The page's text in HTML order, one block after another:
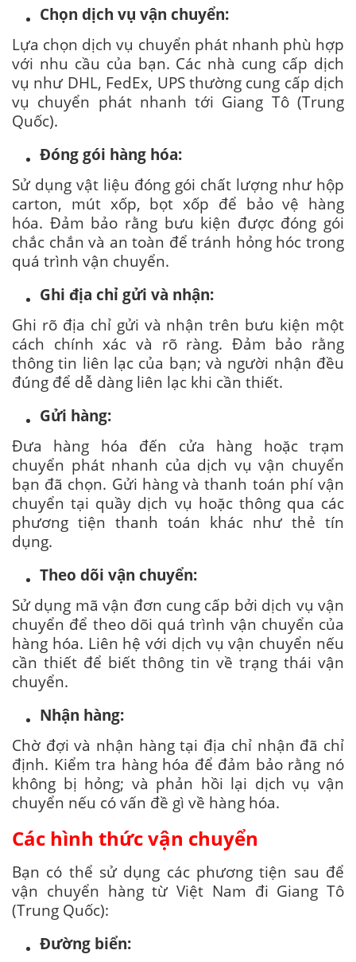
Chọn dịch vụ vận chuyển:
Lựa chọn dịch vụ chuyển phát nhanh phù hợp
với nhu cầu của bạn. Các nhà cung cấp dịch
vụ như DHL, FedEx, UPS thường cung cấp dịch
vụ chuyển phát nhanh tới Giang Tô (Trung
Quốc).
Đóng gói hàng hóa:
Sử dụng vật liệu đóng gói chất lượng như hộp
carton, mút xốp, bọt xốp để bảo vệ hàng
hóa. Đảm bảo rằng bưu kiện được đóng gói
chắc chắn và an toàn để tránh hỏng hóc trong
quá trình vận chuyển.
Ghi địa chỉ gửi và nhận:
Ghi rõ địa chỉ gửi và nhận trên bưu kiện một
cách chính xác và rõ ràng. Đảm bảo rằng
thông tin liên lạc của bạn; và người nhận đều
đúng để dễ dàng liên lạc khi cần thiết.
Gửi hàng:
Đưa hàng hóa đến cửa hàng hoặc trạm
chuyển phát nhanh của dịch vụ vận chuyển
bạn đã chọn. Gửi hàng và thanh toán phí vận
chuyển tại quầy dịch vụ hoặc thông qua các
phương tiện thanh toán khác như thẻ tín
dụng.
Theo dõi vận chuyển:
Sử dụng mã vận đơn cung cấp bởi dịch vụ vận
chuyển để theo dõi quá trình vận chuyển của
hàng hóa. Liên hệ với dịch vụ vận chuyển nếu
cần thiết để biết thông tin về trạng thái vận
chuyển.
Nhận hàng:
Chờ đợi và nhận hàng tại địa chỉ nhận đã chỉ
định. Kiểm tra hàng hóa để đảm bảo rằng nó
không bị hỏng; và phản hồi lại dịch vụ vận
chuyển nếu có vấn đề gì về hàng hóa.
Các hình thức vận chuyển
Bạn có thể sử dụng các phương tiện sau để
vận chuyển hàng từ Việt Nam đi Giang Tô
(Trung Quốc):
Đường biển: